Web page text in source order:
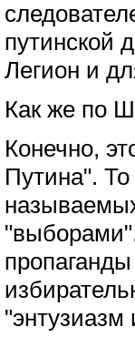
путинской
Легион и
Как же по
Конечно,
Путина".